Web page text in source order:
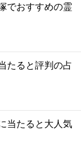
でおすすめの霊
たると評判の占
当たると大人気